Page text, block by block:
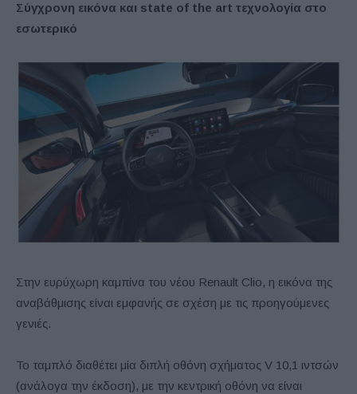
Σύγχρονη εικόνα και state of the art τεχνολογία στο
εσωτερικό
Στην ευρύχωρη καμπίνα του νέου Renault Clio, η εικόνα της
αναβάθμισης είναι εμφανής σε σχέση με τις προηγούμενες
γενιές.
Το ταμπλό διαθέτει μία διπλή οθόνη σχήματος V 10,1 ιντσών
(ανάλογα την έκδοση), με την κεντρική οθόνη να είναι